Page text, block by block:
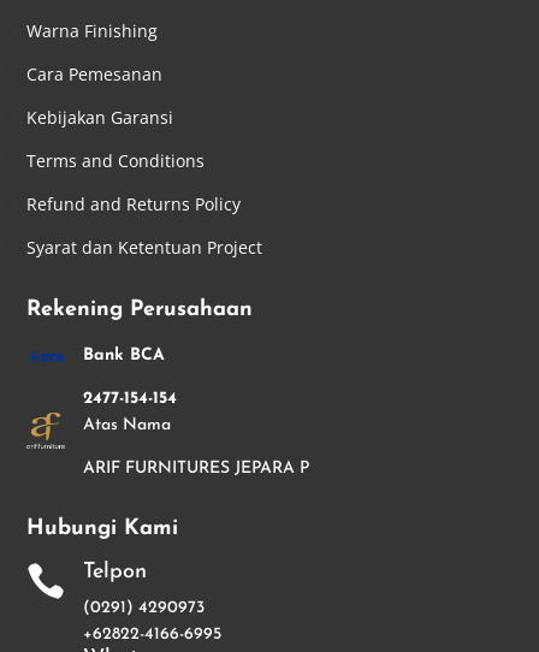
Warna Finishing
Cara Pemesanan
Kebijakan Garansi
Terms and Conditions
Refund and Returns Policy
Syarat dan Ketentuan Project
Rekening Perusahaan
Bank BCA
2477-154-154
Atas Nama
ARIF FURNITURES JEPARA P
Hubungi Kami
 Telpon
(0291) 4290973
+62822-4166-6995